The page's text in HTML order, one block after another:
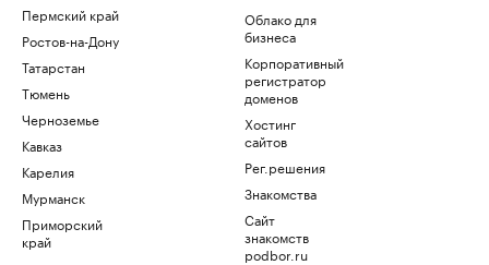
Пермский край
Ростов-на-Дону
Татарстан
Тюмень
Черноземье
Кавказ
Карелия
Мурманск
Приморский
край
Облако для
бизнеса
Корпоративный
регистратор
доменов
Хостинг
сайтов
Рег.решения
Знакомства
Сайт
знакомств
podbor.ru